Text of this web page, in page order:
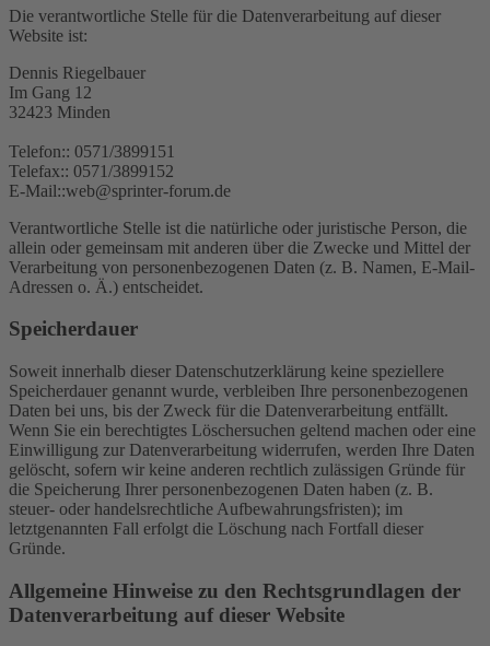
Die verantwortliche Stelle für die Datenverarbeitung auf dieser
Website ist:
Dennis Riegelbauer
Im Gang 12
32423 Minden
Telefon:: 0571/3899151
Telefax:: 0571/3899152
E-Mail::web@sprinter-forum.de
Verantwortliche Stelle ist die natürliche oder juristische Person, die
allein oder gemeinsam mit anderen über die Zwecke und Mittel der
Verarbeitung von personenbezogenen Daten (z. B. Namen, E-Mail-
Adressen o. Ä.) entscheidet.
Speicherdauer
Soweit innerhalb dieser Datenschutzerklärung keine speziellere
Speicherdauer genannt wurde, verbleiben Ihre personenbezogenen
Daten bei uns, bis der Zweck für die Datenverarbeitung entfällt.
Wenn Sie ein berechtigtes Löschersuchen geltend machen oder eine
Einwilligung zur Datenverarbeitung widerrufen, werden Ihre Daten
gelöscht, sofern wir keine anderen rechtlich zulässigen Gründe für
die Speicherung Ihrer personenbezogenen Daten haben (z. B.
steuer- oder handelsrechtliche Aufbewahrungsfristen); im
letztgenannten Fall erfolgt die Löschung nach Fortfall dieser
Gründe.
Allgemeine Hinweise zu den Rechtsgrundlagen der
Datenverarbeitung auf dieser Website